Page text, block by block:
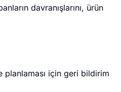
davranışlarını, ürün
planlaması için geri bildirim